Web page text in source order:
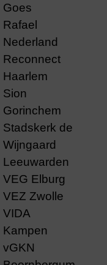
Goes
Rafael
Nederland
Reconnect
Haarlem
Sion
Gorinchem
Stadskerk de
Wijngaard
Leeuwarden
VEG Elburg
VEZ Zwolle
VIDA
Kampen
vGKN